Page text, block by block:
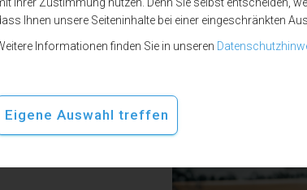
Ihnen unsere Seiteninhalte bei einer eingeschränkten
Informationen finden Sie in unseren
Eigene Auswahl treffen
Telefonanwalt